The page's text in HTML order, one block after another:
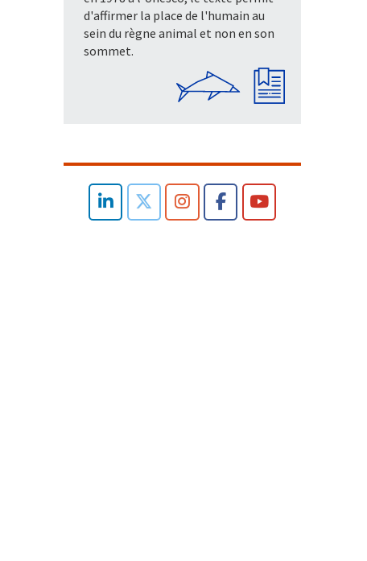
d'affirmer la place de l'humain au
sein du règne animal et non en son
sommet.